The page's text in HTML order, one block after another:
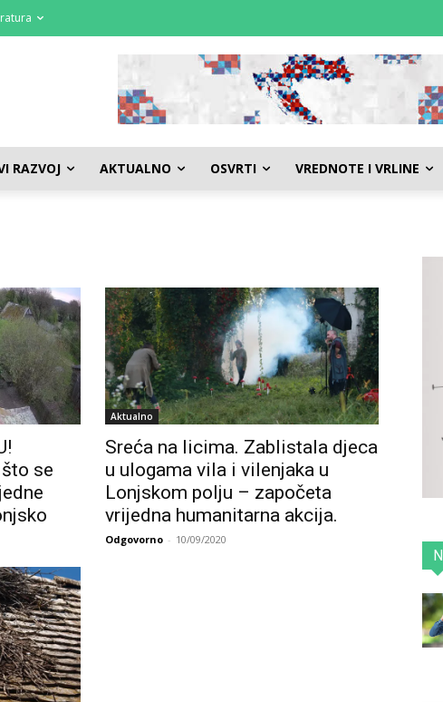
RAZVOJ AKTUALNO OSVRTI VREDNOTE I VRLINE
što se
Aktualno
Sreća na licima. Zablistala djeca
u ulogama vila i vilenjaka u
Lonjskom polju – započeta
vrijedna humanitarna akcija.
Odgovorno - 10/09/2020